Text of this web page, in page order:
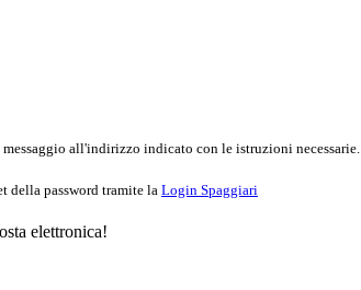
all'indirizzo indicato con le istruzioni necessarie.
della password tramite la Login Spaggiari
elettronica!